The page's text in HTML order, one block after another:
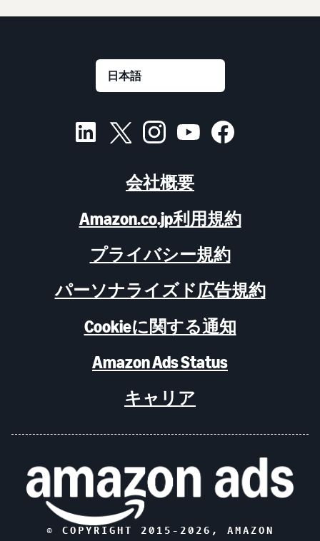
会社概要
Amazon.co.jp利用規約
プライバシー規約
パーソナライズド広告規約
Cookieに関する通知
Amazon Ads Status
キャリア
© COPYRIGHT 2015- 2026 , AMAZON